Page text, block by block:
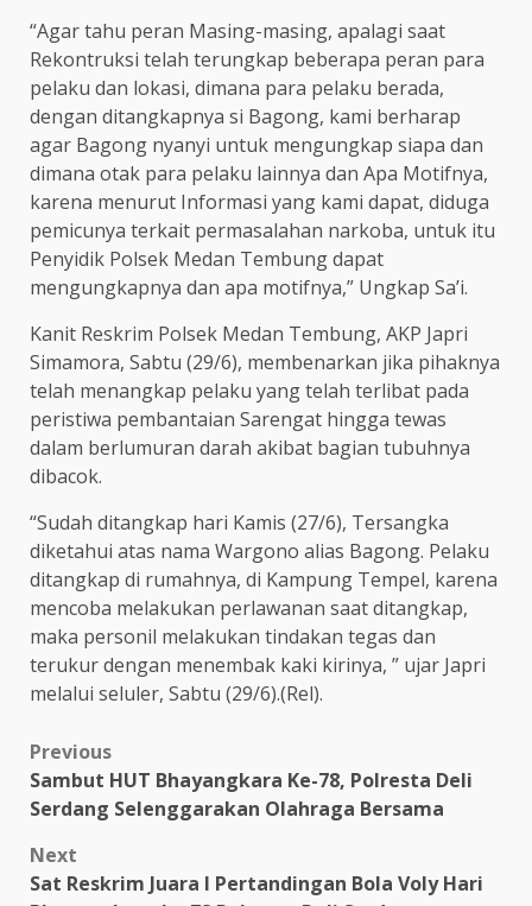
“Agar tahu peran Masing-masing, apalagi saat
Rekontruksi telah terungkap beberapa peran para
pelaku dan lokasi, dimana para pelaku berada,
dengan ditangkapnya si Bagong, kami berharap
agar Bagong nyanyi untuk mengungkap siapa dan
dimana otak para pelaku lainnya dan Apa Motifnya,
karena menurut Informasi yang kami dapat, diduga
pemicunya terkait permasalahan narkoba, untuk itu
Penyidik Polsek Medan Tembung dapat
mengungkapnya dan apa motifnya,” Ungkap Sa’i.
Kanit Reskrim Polsek Medan Tembung, AKP Japri
Simamora, Sabtu (29/6), membenarkan jika pihaknya
telah menangkap pelaku yang telah terlibat pada
peristiwa pembantaian Sarengat hingga tewas
dalam berlumuran darah akibat bagian tubuhnya
dibacok.
“Sudah ditangkap hari Kamis (27/6), Tersangka
diketahui atas nama Wargono alias Bagong. Pelaku
ditangkap di rumahnya, di Kampung Tempel, karena
mencoba melakukan perlawanan saat ditangkap,
maka personil melakukan tindakan tegas dan
terukur dengan menembak kaki kirinya, ” ujar Japri
melalui seluler, Sabtu (29/6).(Rel).
Post
navigation
Previous
Sambut HUT Bhayangkara Ke-78, Polresta Deli
Serdang Selenggarakan Olahraga Bersama
Next
Sat Reskrim Juara I Pertandingan Bola Voly Hari